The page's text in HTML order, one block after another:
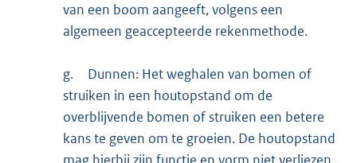
van een boom aangeeft, volgens een
algemeen geaccepteerde rekenmethode.
g.
Dunnen: Het weghalen van bomen of
struiken in een houtopstand om de
overblijvende bomen of struiken een betere
kans te geven om te groeien. De houtopstand